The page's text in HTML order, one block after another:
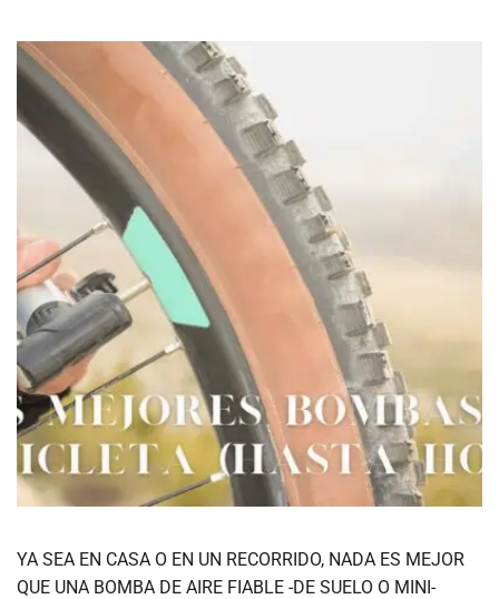
YA SEA EN CASA O EN UN RECORRIDO, NADA ES MEJOR
QUE UNA BOMBA DE AIRE FIABLE -DE SUELO O MINI-